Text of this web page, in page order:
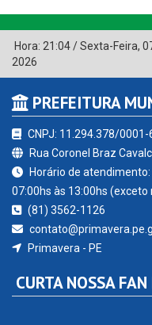
Hora: 21:04/Sexta-Feira,
2026
PREFEITURA
CNPJ: 11.294.378/0001-
Rua Coronel Braz
Horário de
07:00hs às 13:00hs
(81) 3562-1126
Primavera - PE
CURTA NOSSA FAN